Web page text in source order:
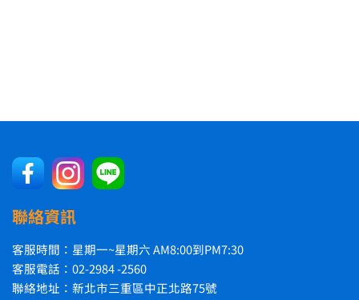
聯絡資訊
客服時間：星期一~星期六 AM8:00到PM7:30
客服電話：02-2984 -2560
聯絡地址：新北市三重區中正北路75號